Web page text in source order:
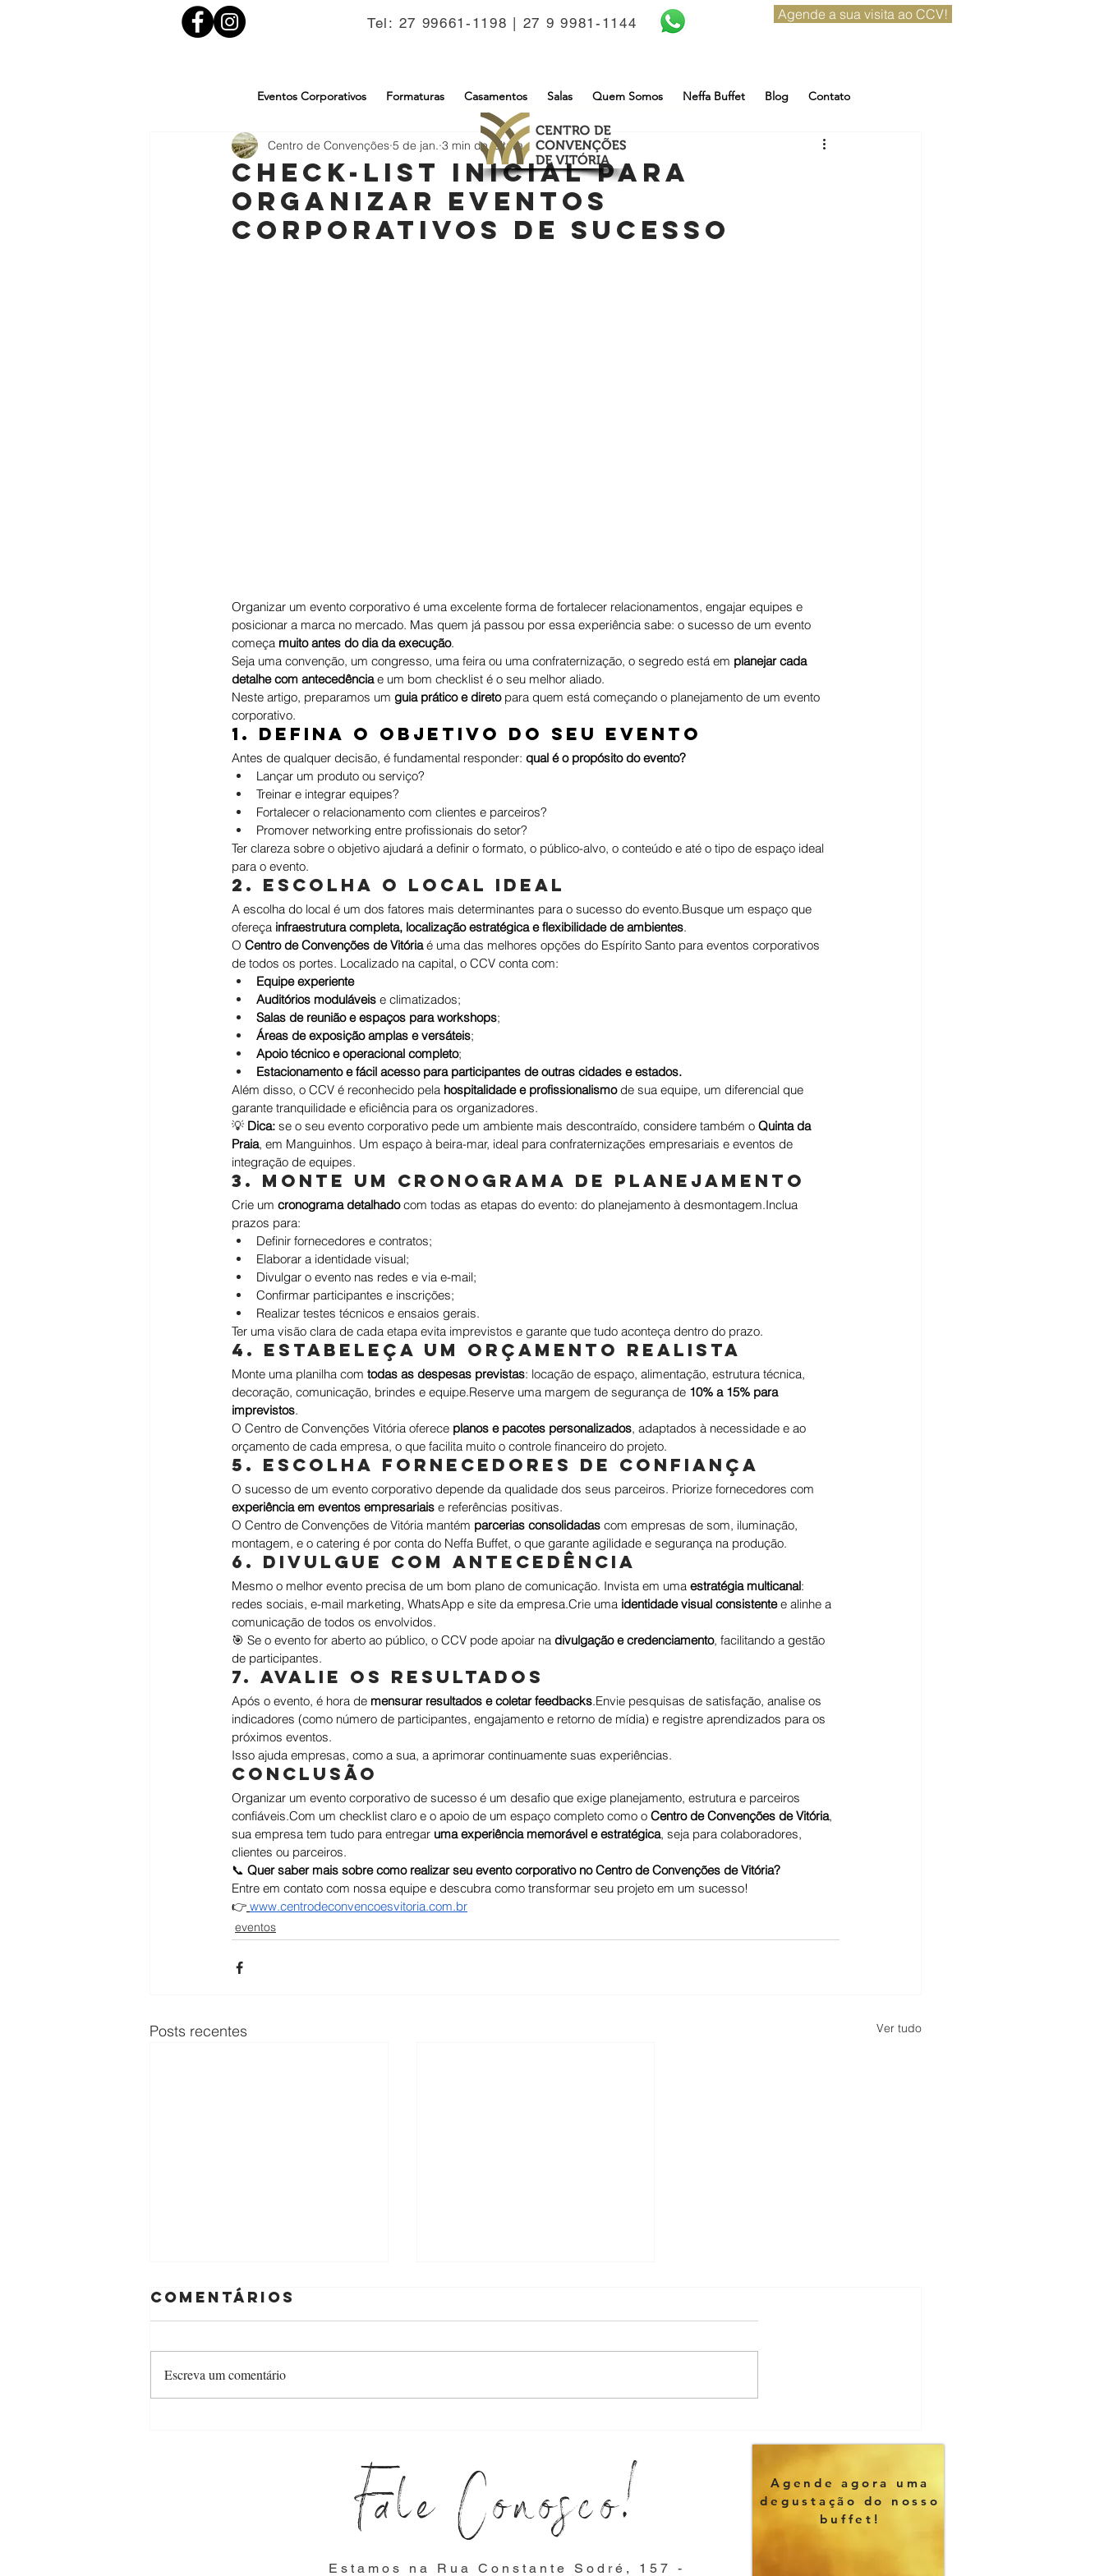
Tel: 27 99661-1198 | 27 9 9981-1144
Agende a sua visita ao CCV!
Eventos Corporativos Formaturas Casamentos Salas Quem Somos Neffa Buffet Blog Contato
Check-list inicial para
organizar eventos
corporativos de sucesso
Centro de Convenções 5 de jan. 3 min de leitura
Organizar um evento corporativo é uma excelente forma de fortalecer relacionamentos, engajar equipes e
posicionar a marca no mercado. Mas quem já passou por essa experiência sabe: o sucesso de um evento
começa muito antes do dia da execução.
Seja uma convenção, um congresso, uma feira ou uma confraternização, o segredo está em planejar cada
detalhe com antecedência e um bom checklist é o seu melhor aliado.
Neste artigo, preparamos um guia prático e direto para quem está começando o planejamento de um evento
corporativo.
1. Defina o objetivo do seu evento
Antes de qualquer decisão, é fundamental responder: qual é o propósito do evento?
Lançar um produto ou serviço?
Treinar e integrar equipes?
Fortalecer o relacionamento com clientes e parceiros?
Promover networking entre profissionais do setor?
Ter clareza sobre o objetivo ajudará a definir o formato, o público-alvo, o conteúdo e até o tipo de espaço ideal
para o evento.
2. Escolha o local ideal
A escolha do local é um dos fatores mais determinantes para o sucesso do evento.Busque um espaço que
ofereça infraestrutura completa, localização estratégica e flexibilidade de ambientes.
O Centro de Convenções de Vitória é uma das melhores opções do Espírito Santo para eventos corporativos
de todos os portes. Localizado na capital, o CCV conta com:
Equipe experiente
Auditórios moduláveis e climatizados;
Salas de reunião e espaços para workshops;
Áreas de exposição amplas e versáteis;
Apoio técnico e operacional completo;
Estacionamento e fácil acesso para participantes de outras cidades e estados.
Além disso, o CCV é reconhecido pela hospitalidade e profissionalismo de sua equipe, um diferencial que
garante tranquilidade e eficiência para os organizadores.
💡 Dica: se o seu evento corporativo pede um ambiente mais descontraído, considere também o Quinta da
Praia, em Manguinhos. Um espaço à beira-mar, ideal para confraternizações empresariais e eventos de
integração de equipes.
3. Monte um cronograma de planejamento
Crie um cronograma detalhado com todas as etapas do evento: do planejamento à desmontagem.Inclua
prazos para:
Definir fornecedores e contratos;
Elaborar a identidade visual;
Divulgar o evento nas redes e via e-mail;
Confirmar participantes e inscrições;
Realizar testes técnicos e ensaios gerais.
Ter uma visão clara de cada etapa evita imprevistos e garante que tudo aconteça dentro do prazo.
4. Estabeleça um orçamento realista
Monte uma planilha com todas as despesas previstas: locação de espaço, alimentação, estrutura técnica,
decoração, comunicação, brindes e equipe.Reserve uma margem de segurança de 10% a 15% para
imprevistos.
O Centro de Convenções Vitória oferece planos e pacotes personalizados, adaptados à necessidade e ao
orçamento de cada empresa, o que facilita muito o controle financeiro do projeto.
5. Escolha fornecedores de confiança
O sucesso de um evento corporativo depende da qualidade dos seus parceiros. Priorize fornecedores com
experiência em eventos empresariais e referências positivas.
O Centro de Convenções de Vitória mantém parcerias consolidadas com empresas de som, iluminação,
montagem, e o catering é por conta do Neffa Buffet, o que garante agilidade e segurança na produção.
6. Divulgue com antecedência
Mesmo o melhor evento precisa de um bom plano de comunicação. Invista em uma estratégia multicanal:
redes sociais, e-mail marketing, WhatsApp e site da empresa.Crie uma identidade visual consistente e alinhe a
comunicação de todos os envolvidos.
🎯 Se o evento for aberto ao público, o CCV pode apoiar na divulgação e credenciamento, facilitando a gestão
de participantes.
7. Avalie os resultados
Após o evento, é hora de mensurar resultados e coletar feedbacks.Envie pesquisas de satisfação, analise os
indicadores (como número de participantes, engajamento e retorno de mídia) e registre aprendizados para os
próximos eventos.
Isso ajuda empresas, como a sua, a aprimorar continuamente suas experiências.
Conclusão
Organizar um evento corporativo de sucesso é um desafio que exige planejamento, estrutura e parceiros
confiáveis.Com um checklist claro e o apoio de um espaço completo como o Centro de Convenções de Vitória,
sua empresa tem tudo para entregar uma experiência memorável e estratégica, seja para colaboradores,
clientes ou parceiros.
📞 Quer saber mais sobre como realizar seu evento corporativo no Centro de Convenções de Vitória?
Entre em contato com nossa equipe e descubra como transformar seu projeto em um sucesso!
👉 www.centrodeconvencoesvitoria.com.br
eventos
Posts recentes Ver tudo
PARA SUA
COLAÇÃO DE
GRAU
Comentários
Escreva um comentário
Fale Conosco!
Estamos na Rua Constante Sodré, 157 -
Agende agora uma
degustação do nosso
buffet!